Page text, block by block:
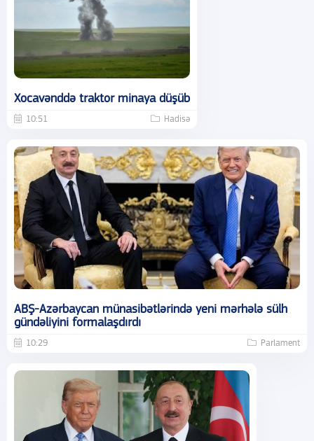
Xocavənddə traktor minaya düşüb
10:51 Hadisə
ABŞ-Azərbaycan münasibətlərində yeni mərhələ sülh
gündəliyini formalaşdırdı
10:29 Parlament